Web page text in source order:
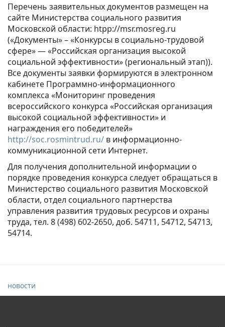
Перечень заявительных документов размещен на
сайте Министерства социального развития
Московской области: htpp://msr.mosreg.ru
(«Документы» – «Конкурсы в социально-трудовой
сфере» — «Российская организация высокой
социальной эффективности» (региональный этап)).
Все документы заявки формируются в электронном
кабинете Программно-информационного
комплекса «Мониторинг проведения
всероссийского конкурса «Российская организация
высокой социальной эффективности» и
награждения его победителей»
http://soc.rosmintrud.ru/ в информационно-
коммуникационной сети Интернет.
Для получения дополнительной информации о
порядке проведения конкурса следует обращаться в
Министерство социального развития Московской
области, отдел социального партнерства
управления развития трудовых ресурсов и охраны
труда, тел. 8 (498) 602-2650, доб. 54711, 54712, 54713,
54714.
новости